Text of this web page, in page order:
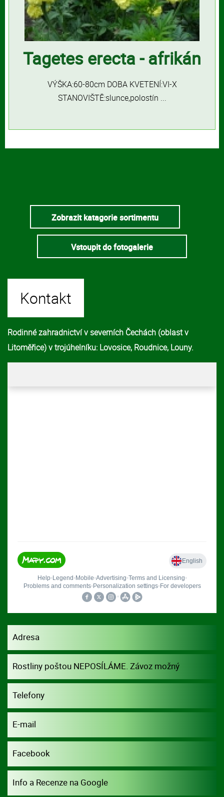
Tagetes erecta - afrikán
VÝŠKA:60-80cm DOBA KVETENÍ:VI-X
STANOVIŠTĚ:slunce,polostín ...
Zobrazit katagorie sortimentu
Vstoupit do fotogalerie
Kontakt
Rodinné zahradnictví v severních Čechách (oblast v
Litoměřice) v trojúhelníku: Lovosice, Roudnice, Louny.
Adresa
Rostliny poštou NEPOSÍLÁME. Závoz možný
dohodou.
Telefony
E-mail
Facebook
Info a Recenze na Google